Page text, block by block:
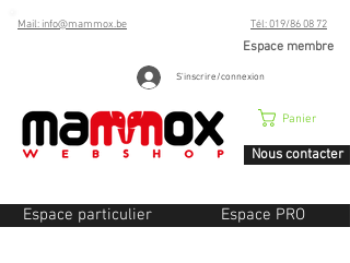
Mail: info@mammox.be Tél: 019/86 08 72
Espace membre
S'inscrire/connexion
Panier
Nous contacter
Espace particulier Espace PRO